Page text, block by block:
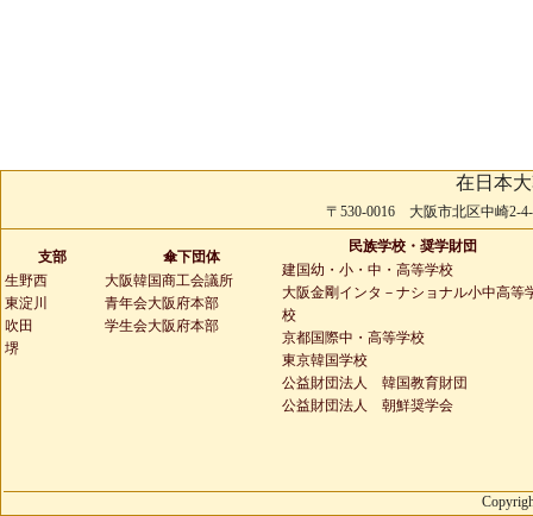
在日本
〒530-0016 大阪市北区中崎2-
支部
生野西
東淀川
吹田
堺
傘下団体
大阪韓国商工会議所
青年会大阪府本部
学生会大阪府本部
民族学校・奨学財団
建国幼・小・中・高等学校
大阪金剛インタ－ナショナル小中高等
校
京都国際中・高等学校
東京韓国学校
公益財団法人 韓国教育財団
公益財団法人 朝鮮奨学会